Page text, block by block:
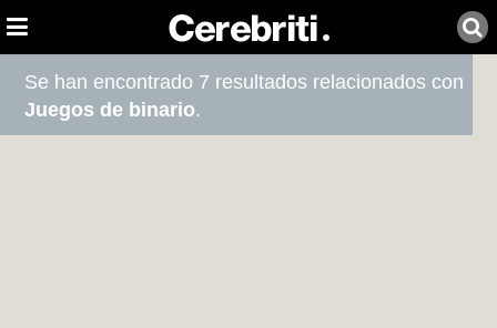
Se han encontrado 7 resultados relacionados con
Juegos de binario.